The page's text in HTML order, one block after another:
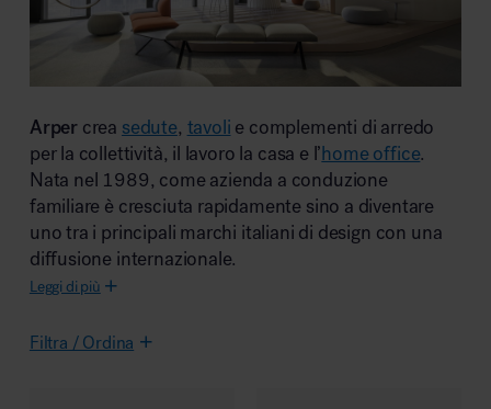
Area riunione e convegni
Area lounge e attesa
Arper crea sedute, tavoli e complementi di arredo
per la collettività, il lavoro la casa e l’home office.
Nata nel 1989, come azienda a conduzione
familiare è cresciuta rapidamente sino a diventare
uno tra i principali marchi italiani di design con una
diffusione internazionale.
Leggi di più
Filtra / Ordina